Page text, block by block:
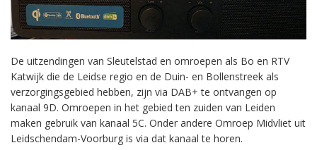
De uitzendingen van Sleutelstad en omroepen als Bo en RTV
Katwijk die de Leidse regio en de Duin- en Bollenstreek als
verzorgingsgebied hebben, zijn via DAB+ te ontvangen op
kanaal 9D. Omroepen in het gebied ten zuiden van Leiden
maken gebruik van kanaal 5C. Onder andere Omroep Midvliet uit
Leidschendam-Voorburg is via dat kanaal te horen.